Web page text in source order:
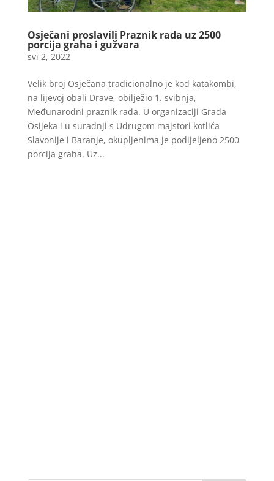
Osječani proslavili Praznik rada uz 2500
porcija graha i gužvara
svi 2, 2022
Velik broj Osječana tradicionalno je kod katakombi,
na lijevoj obali Drave, obilježio 1. svibnja,
Međunarodni praznik rada. U organizaciji Grada
Osijeka i u suradnji s Udrugom majstori kotlića
Slavonije i Baranje, okupljenima je podijeljeno 2500
porcija graha. Uz...